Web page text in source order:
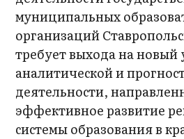
муниципальных
организаций
требует выхода на новый
аналитической и
деятельности,
эффективное развитие
системы образования в